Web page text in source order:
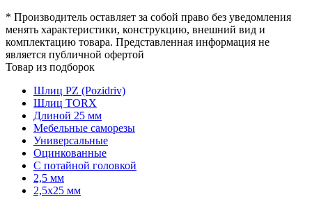
* Производитель оставляет за собой право без уведомления
менять характеристики, конструкцию, внешний вид и
комплектацию товара. Представленная информация не
является публичной офертой
Товар из подборок
Шлиц PZ (Pozidriv)
Шлиц TORX
Длиной 25 мм
Мебельные саморезы
Универсальные
Оцинкованные
С потайной головкой
2,5 мм
2,5х25 мм